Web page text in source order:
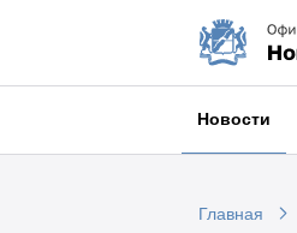
Новости
Главная